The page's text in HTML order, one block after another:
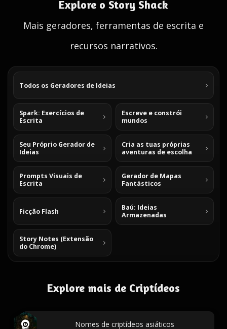
Explore o Story Shack
Mais geradores, ferramentas de escrita e
recursos narrativos.
Todos os Geradores de Ideias
Spark: Exercícios de
Escrita
Escreve e constrói
mundos
Seu Próprio Gerador de
Ideias
Cria as tuas próprias
aventuras de escolha
Prompts Visuais de
Escrita
Gerador de Mapas
Fantásticos
Ficção Flash
Baú: Ideias
Armazenadas
Story Notes (Extensão
do Chrome)
Explore mais de Criptídeos
Nomes de criptídeos asiáticos